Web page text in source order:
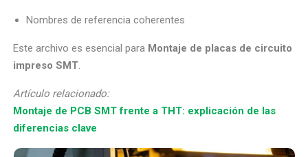
Nombres de referencia coherentes
Este archivo es esencial para Montaje de placas de circuito
impreso SMT.
Artículo relacionado:
Montaje de PCB SMT frente a THT: explicación de las
diferencias clave